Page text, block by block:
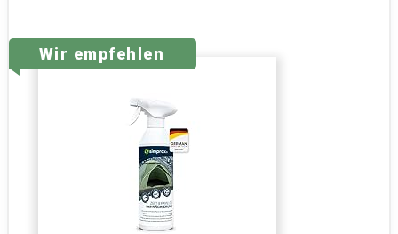
Wir empfehlen